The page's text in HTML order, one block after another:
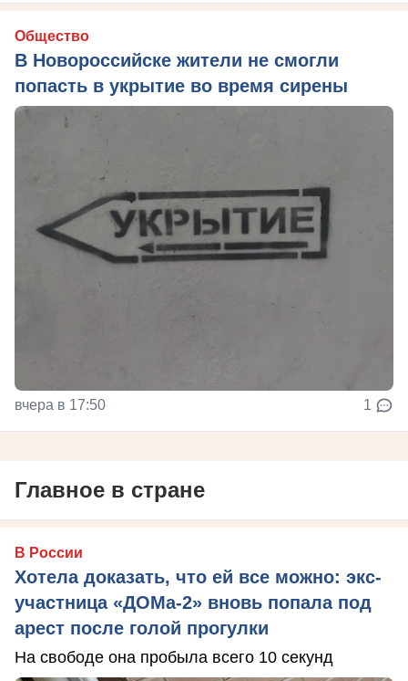
Общество
В Новороссийске жители не смогли
попасть в укрытие во время сирены
вчера в 17:50 1
Главное в стране
В России
Хотела доказать, что ей все можно: экс-
участница «ДОМа-2» вновь попала под
арест после голой прогулки
На свободе она пробыла всего 10 секунд